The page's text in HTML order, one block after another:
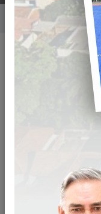
Notícias
Publicado em: 28/
Arquivos